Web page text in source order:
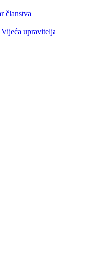
članstva
Vijeća upravitelja